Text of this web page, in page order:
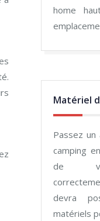
home
Matériel
Passez
camping
de
devra
matériels